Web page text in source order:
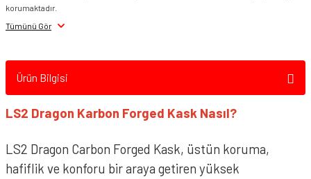
korumaktadır.
Tümünü Gör
Ürün Bilgisi
LS2 Dragon Karbon Forged Kask Nasıl?
LS2 Dragon Carbon Forged Kask, üstün koruma,
hafiflik ve konforu bir araya getiren yüksek